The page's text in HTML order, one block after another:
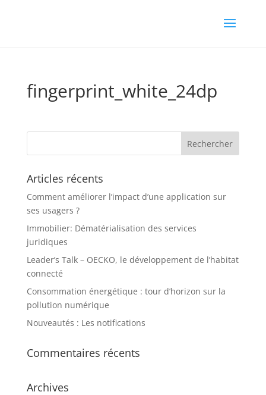
fingerprint_white_24dp
Articles récents
Comment améliorer l’impact d’une application sur
ses usagers ?
Immobilier: Dématérialisation des services
juridiques
Leader’s Talk – OECKO, le développement de l’habitat
connecté
Consommation énergétique : tour d’horizon sur la
pollution numérique
Nouveautés : Les notifications
Commentaires récents
Archives